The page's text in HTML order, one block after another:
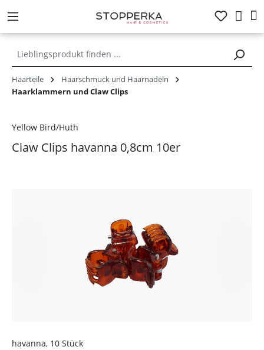
springen
Haarteile
Haarschmuck und Haarnadeln
Haarklammern und Claw Clips
Claw Clips havanna 0,8cm 10er
Yellow Bird/Huth
havanna, 10 Stück